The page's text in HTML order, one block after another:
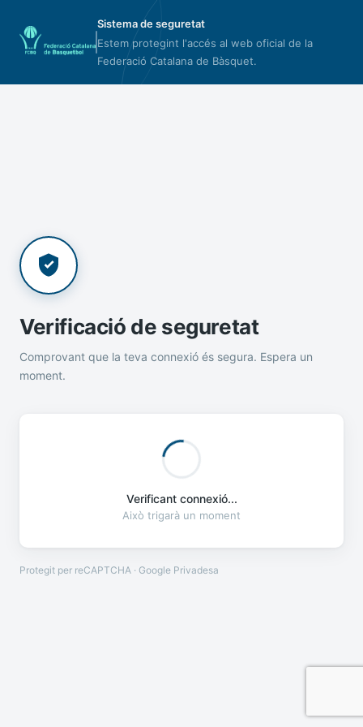
Sistema de seguretat
Estem protegint l'accés al web oficial de la
Federació Catalana de Bàsquet.
Verificació de seguretat
Comprovant que la teva connexió és segura. Espera un
moment.
Verificant connexió...
Això trigarà un moment
Protegit per reCAPTCHA · Google Privadesa